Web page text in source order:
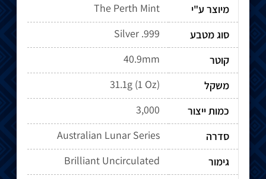
מיוצר ע"י
The Perth Mint
סוג מטבע
Silver .999
קוטר
40.9mm
משקל
31.1g (1 Oz)
כמות ייצור
3,000
סדרה
Australian Lunar Series
גימור
Brilliant Uncirculated